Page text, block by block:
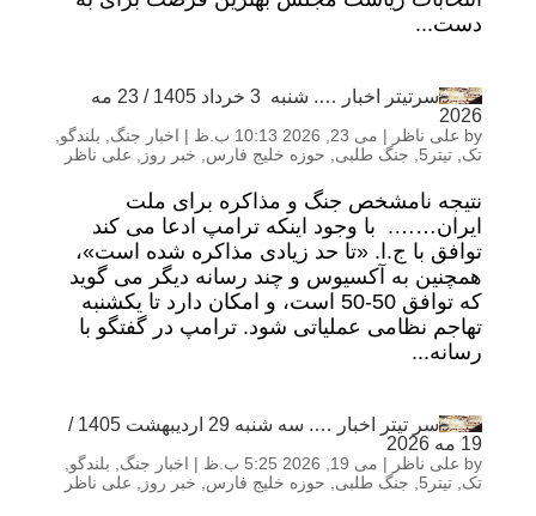
دست...
سرتیتر اخبار …. شنبه 3 خرداد 1405 / 23 مه
2026
by علی ناظر | می 23, 2026 10:13 ب.ظ | اخبار جنگ بلندگو
تک تیتر5 جنگ طلبی حوزه خلیج فارس خبر روز علی ناظر
نتیجه نامشخص جنگ و مذاکره برای ملت
ایران……. با وجود اینکه ترامپ ادعا می کند
توافق با ج.ا. «تا حد زیادی مذاکره شده است»،
همچنین به آکسیوس و چند رسانه دیگر می گوید
که توافق 50-50 است، و امکان دارد تا یکشنبه
تهاجم نظامی عملیاتی شود. ترامپ در گفتگو با
رسانه...
سر تیتر اخبار …. سه شنبه 29 اردیبهشت 1405 /
19 مه 2026
by علی ناظر | می 19, 2026 5:25 ب.ظ | اخبار جنگ بلندگو
تک تیتر5 جنگ طلبی حوزه خلیج فارس خبر روز علی ناظر